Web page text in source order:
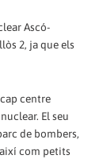
Ascó-
2, ja que els
centre
El seu
de bombers,
com petits